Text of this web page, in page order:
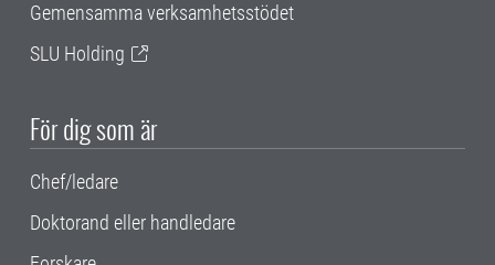
Gemensamma verksamhetsstödet
SLU Holding
För dig som är
Chef/ledare
Doktorand eller handledare